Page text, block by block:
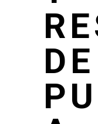
DE